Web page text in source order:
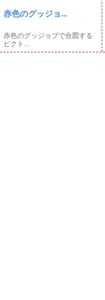
赤色のグッジョ...
赤色のグッジョブで合図する
ピクト...